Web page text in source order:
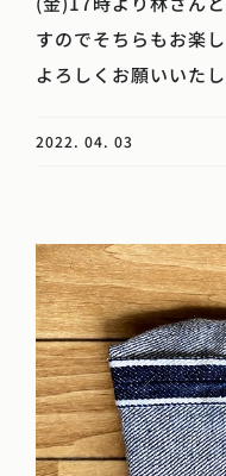
すのでそちらもお楽
よろしくお願いいた
2022. 04. 03